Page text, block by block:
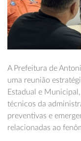
A Prefeitura de
uma reunião
Estadual e
técnicos da
preventivas e
relacionadas ao